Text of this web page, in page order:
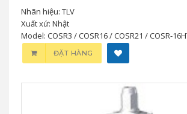
Nhãn hiệu: TLV
Xuất xứ: Nhật
Model: COSR3 / COSR16 / COSR21 / COSR-
ĐẶT HÀNG